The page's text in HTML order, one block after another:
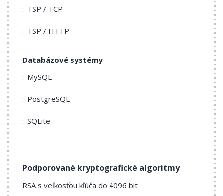
TSP / TCP
TSP / HTTP
Databázové systémy
MySQL
PostgreSQL
SQLite
Podporované kryptografické algoritmy
RSA s veľkosťou kľúča do 4096 bit